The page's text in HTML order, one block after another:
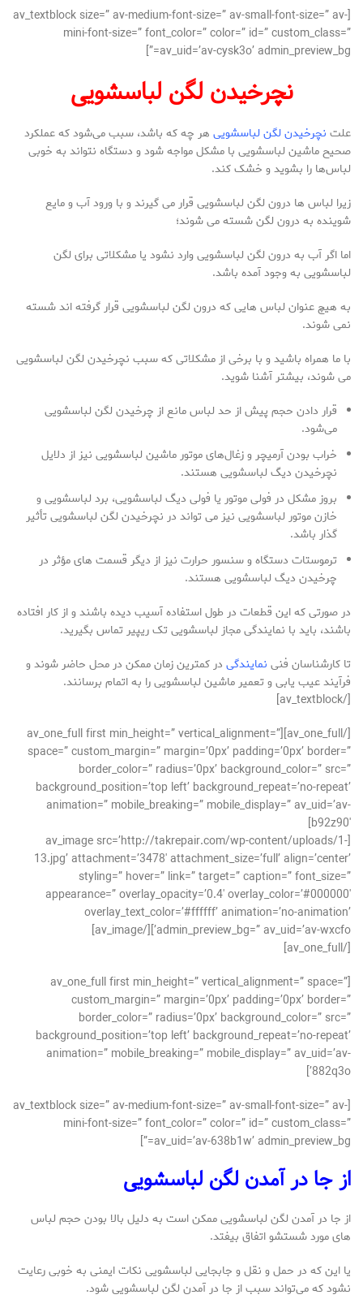
[av_textblock size=” av-medium-font-size=” av-small-font-size=” av-
mini-font-size=” font_color=” color=” id=” custom_class=”
av_uid=’av-cysk3o’ admin_preview_bg=”]
نچرخیدن لگن لباسشویی
علت نچرخیدن لگن لباسشویی هر چه که باشد، سبب می‌شود که عملکرد
صحیح ماشین لباسشویی با مشکل مواجه شود و دستگاه نتواند به خوبی
لباس‌ها را بشوید و خشک کند.
زیرا لباس‌ ها درون لگن لباسشویی قرار می‌ گیرند و با ورود آب و مایع
شوینده به درون لگن شسته می‌ شوند؛
اما اگر آب به درون لگن لباسشویی وارد نشود یا مشکلاتی برای لگن
لباسشویی به وجود آمده باشد.
به هیچ عنوان لباس‌ هایی که درون لگن لباسشویی قرار گرفته‌ اند شسته
نمی‌ شوند.
با ما همراه باشید و با برخی از مشکلاتی که سبب نچرخیدن لگن لباسشویی
می‌ شوند، بیشتر آشنا شوید.
قرار دادن حجم پیش از حد لباس مانع از چرخیدن لگن لباسشویی
می‌شود.
خراب بودن آرمیچر و زغال‌های موتور ماشین لباسشویی نیز از دلایل
نچرخیدن دیگ لباسشویی هستند.
بروز مشکل در فولی موتور یا فولی دیگ لباسشویی، برد لباسشویی و
خازن موتور لباسشویی نیز می‌ تواند در نچرخیدن لگن لباسشویی تأثیر
گذار باشد.
ترموستات دستگاه و سنسور حرارت نیز از دیگر قسمت‌ های مؤثر در
چرخیدن دیگ لباسشویی هستند.
در صورتی که این قطعات در طول استفاده آسیب دیده باشند و از کار افتاده
باشند، باید با نمایندگی مجاز لباسشویی تک ریپیر تماس بگیرید.
تا کارشناسان فنی نمایندگی در کمترین زمان ممکن در محل حاضر شوند و
فرآیند عیب یابی و تعمیر ماشین لباسشویی را به اتمام برسانند.
[/av_textblock]
[/av_one_full][av_one_full first min_height=” vertical_alignment=”
space=” custom_margin=” margin=’0px’ padding=’0px’ border=”
border_color=” radius=’0px’ background_color=” src=”
background_position=’top left’ background_repeat=’no-repeat’
animation=” mobile_breaking=” mobile_display=” av_uid=’av-
b92z90′]
[av_image src=’http://takrepair.com/wp-content/uploads/1-
13.jpg’ attachment=’3478′ attachment_size=’full’ align=’center’
styling=” hover=” link=” target=” caption=” font_size=”
appearance=” overlay_opacity=’0.4′ overlay_color=’#000000′
overlay_text_color=’#ffffff’ animation=’no-animation’
admin_preview_bg=” av_uid=’av-wxcfo’][/av_image]
[/av_one_full]
[av_one_full first min_height=” vertical_alignment=” space=”
custom_margin=” margin=’0px’ padding=’0px’ border=”
border_color=” radius=’0px’ background_color=” src=”
background_position=’top left’ background_repeat=’no-repeat’
animation=” mobile_breaking=” mobile_display=” av_uid=’av-
882q3o’]
[av_textblock size=” av-medium-font-size=” av-small-font-size=” av-
mini-font-size=” font_color=” color=” id=” custom_class=”
av_uid=’av-638b1w’ admin_preview_bg=”]
از جا در آمدن لگن لباسشویی
از جا در آمدن لگن لباسشویی ممکن است به دلیل بالا بودن حجم لباس‌
های مورد شستشو اتفاق بیفتد.
یا این که در حمل و نقل و جابجایی لباسشویی نکات ایمنی به خوبی رعایت
نشود که می‌تواند سبب از جا در آمدن لگن لباسشویی شود.